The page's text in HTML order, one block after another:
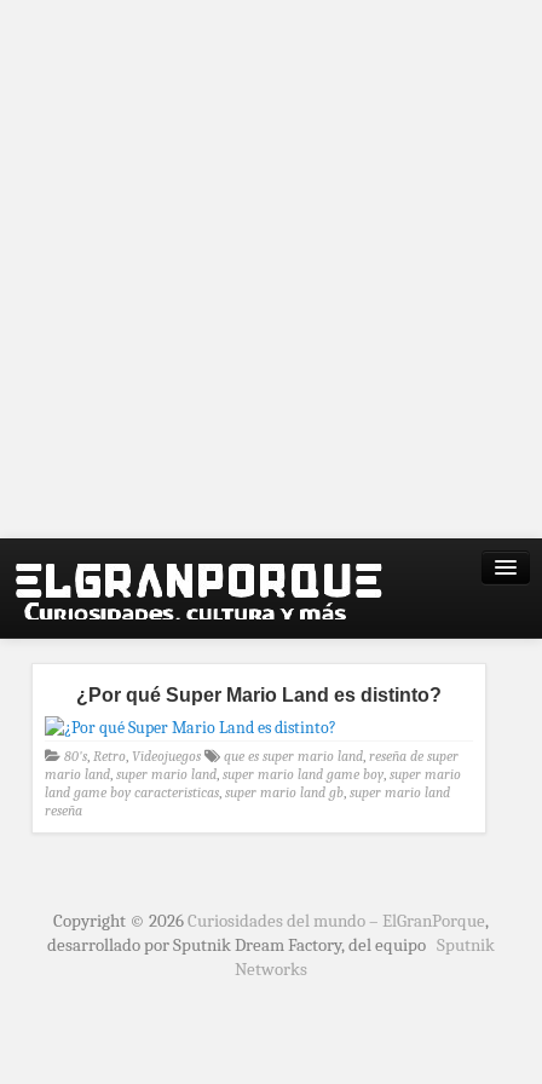
¿Por qué Super Mario Land es distinto?
80's, Retro, Videojuegos que es super mario land, reseña de super
mario land, super mario land, super mario land game boy, super mario
land game boy caracteristicas, super mario land gb, super mario land
reseña
Copyright © 2026Curiosidades del mundo – ElGranPorque,
desarrollado por Sputnik Dream Factory, del equipo Sputnik
Networks